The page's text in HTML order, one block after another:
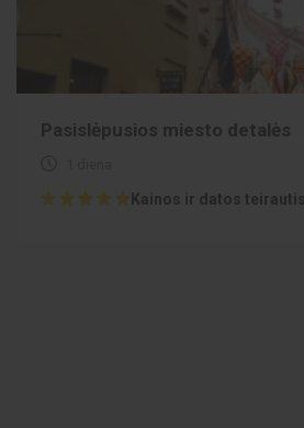
Pasislėpusios miesto detalės
Kainos ir datos teirautis